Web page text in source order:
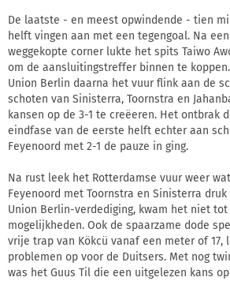
De laatste - en meest opwindende - tien
helft vingen aan met een tegengoal. Na
weggekopte corner lukte het spits Taiwo
om de aansluitingstreffer binnen te
Union Berlin daarna het vuur flink aan de
schoten van Sinisterra, Toornstra en
kansen op de 3-1 te creëeren. Het ontbrak
eindfase van de eerste helft echter aan
Feyenoord met 2-1 de pauze in ging.
Na rust leek het Rotterdamse vuur weer
Feyenoord met Toornstra en Sinisterra
Union Berlin-verdediging, kwam het niet
mogelijkheden. Ook de spaarzame dode
vrije trap van Kökcü vanaf een meter of 17,
problemen op voor de Duitsers. Met nog
was het Guus Til die een uitgelezen kans